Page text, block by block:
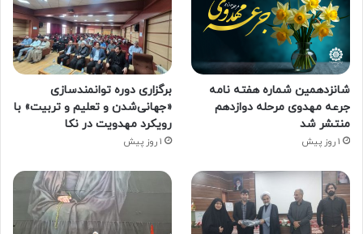
شانزدهمین شماره هفته‌ نامه
جرعه مهدوی مرحله دوازدهم
منتشر شد
1 روز پیش
برگزاری دوره توانمندسازی
«جهانی‌شدن و تعلیم و تربیت» با
رویکرد مهدویت در نکا
1 روز پیش